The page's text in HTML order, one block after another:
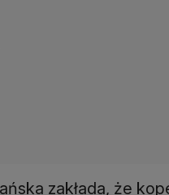
zakłada, że